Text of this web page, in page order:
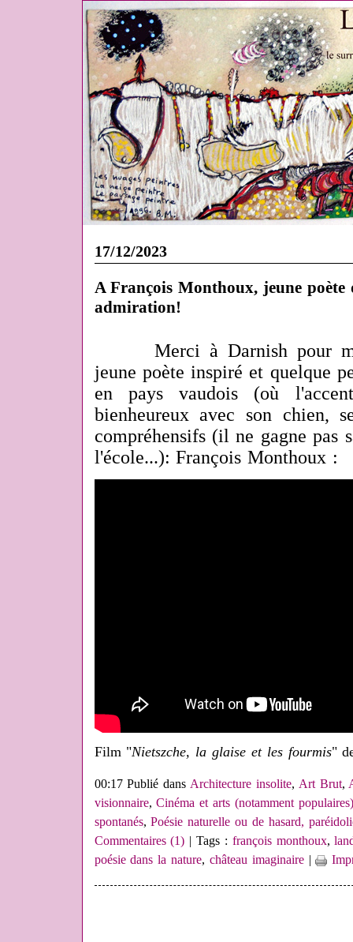
17/12/2023
A François Monthoux, jeune
admiration!
Merci à Darnish pour
jeune poète inspiré et quelque
en pays vaudois (où
bienheureux avec son chien,
compréhensifs (il ne gagne pas
l'école...): François Monthoux :
Film "Nietszche, la glaise et les fourmis"
00:17 Publié dansArchitecture insolite, Art Brut,
visionnaire,Cinéma et arts (notamment populaires)
spontanés,Poésie naturelle ou de hasard,
Commentaires (1) | Tags : françois monthoux,
poésie dans la nature, château imaginaire|